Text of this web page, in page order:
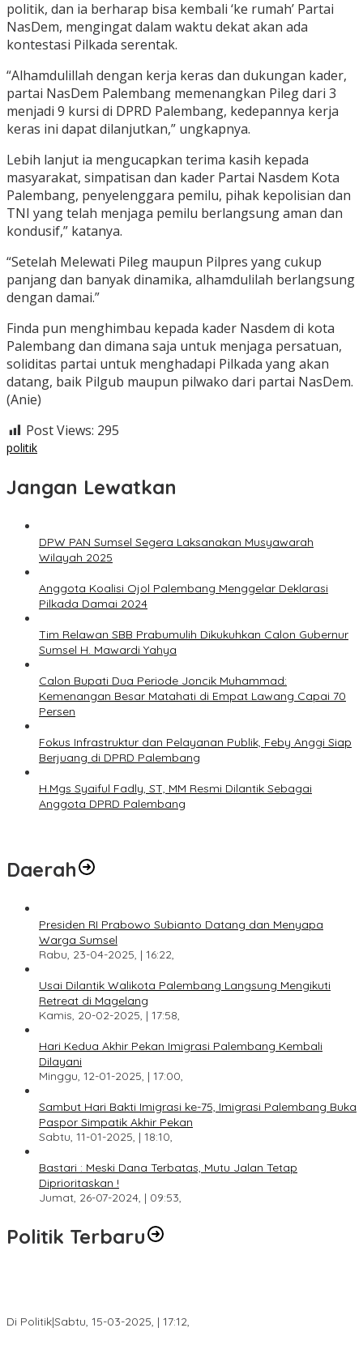
politik, dan ia berharap bisa kembali ‘ke rumah’ Partai
NasDem, mengingat dalam waktu dekat akan ada
kontestasi Pilkada serentak.
“Alhamdulillah dengan kerja keras dan dukungan kader,
partai NasDem Palembang memenangkan Pileg dari 3
menjadi 9 kursi di DPRD Palembang, kedepannya kerja
keras ini dapat dilanjutkan,” ungkapnya.
Lebih lanjut ia mengucapkan terima kasih kepada
masyarakat, simpatisan dan kader Partai Nasdem Kota
Palembang, penyelenggara pemilu, pihak kepolisian dan
TNI yang telah menjaga pemilu berlangsung aman dan
kondusif,” katanya.
“Setelah Melewati Pileg maupun Pilpres yang cukup
panjang dan banyak dinamika, alhamdulilah berlangsung
dengan damai.”
Finda pun menghimbau kepada kader Nasdem di kota
Palembang dan dimana saja untuk menjaga persatuan,
soliditas partai untuk menghadapi Pilkada yang akan
datang, baik Pilgub maupun pilwako dari partai NasDem.
(Anie)
Post Views: 295
politik
Jangan Lewatkan
DPW PAN Sumsel Segera Laksanakan Musyawarah
Wilayah 2025
Anggota Koalisi Ojol Palembang Menggelar Deklarasi
Pilkada Damai 2024
Tim Relawan SBB Prabumulih Dikukuhkan Calon Gubernur
Sumsel H. Mawardi Yahya
Calon Bupati Dua Periode Joncik Muhammad:
Kemenangan Besar Matahati di Empat Lawang Capai 70
Persen
Fokus Infrastruktur dan Pelayanan Publik, Feby Anggi Siap
Berjuang di DPRD Palembang
H.Mgs Syaiful Fadly, ST, MM Resmi Dilantik Sebagai
Anggota DPRD Palembang
Daerah
Presiden RI Prabowo Subianto Datang dan Menyapa
Warga Sumsel
Rabu, 23-04-2025, | 16:22,
Usai Dilantik Walikota Palembang Langsung Mengikuti
Retreat di Magelang
Kamis, 20-02-2025, | 17:58,
Hari Kedua Akhir Pekan Imigrasi Palembang Kembali
Dilayani
Minggu, 12-01-2025, | 17:00,
Sambut Hari Bakti Imigrasi ke-75, Imigrasi Palembang Buka
Paspor Simpatik Akhir Pekan
Sabtu, 11-01-2025, | 18:10,
Bastari : Meski Dana Terbatas, Mutu Jalan Tetap
Diprioritaskan !
Jumat, 26-07-2024, | 09:53,
Politik Terbaru
Di Politik|Sabtu, 15-03-2025, | 17:12,